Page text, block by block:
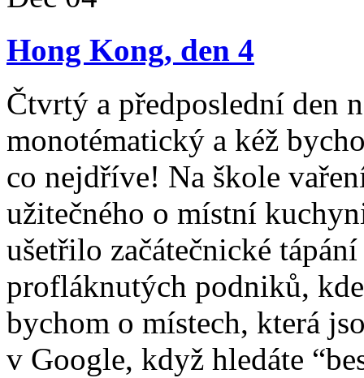
Hong Kong, den 4
Čtvrtý a předposlední den
monotématický a kéž
co nejdříve! Na škole
užitečného o místní
ušetřilo začátečnické
profláknutých podniků,
bychom o místech, která
v Google, když hledáte